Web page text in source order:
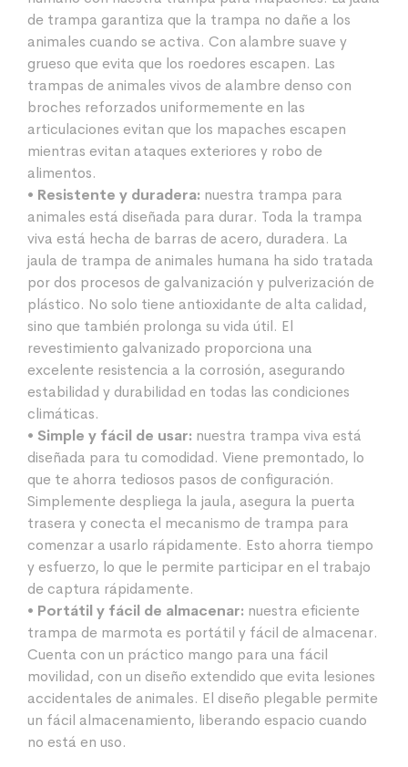
de trampa garantiza que la trampa no dañe a los
animales cuando se activa. Con alambre suave y
grueso que evita que los roedores escapen. Las
trampas de animales vivos de alambre denso con
broches reforzados uniformemente en las
articulaciones evitan que los mapaches escapen
mientras evitan ataques exteriores y robo de
alimentos.
• Resistente y duradera: nuestra trampa para
animales está diseñada para durar. Toda la trampa
viva está hecha de barras de acero, duradera. La
jaula de trampa de animales humana ha sido tratada
por dos procesos de galvanización y pulverización de
plástico. No solo tiene antioxidante de alta calidad,
sino que también prolonga su vida útil. El
revestimiento galvanizado proporciona una
excelente resistencia a la corrosión, asegurando
estabilidad y durabilidad en todas las condiciones
climáticas.
• Simple y fácil de usar: nuestra trampa viva está
diseñada para tu comodidad. Viene premontado, lo
que te ahorra tediosos pasos de configuración.
Simplemente despliega la jaula, asegura la puerta
trasera y conecta el mecanismo de trampa para
comenzar a usarlo rápidamente. Esto ahorra tiempo
y esfuerzo, lo que le permite participar en el trabajo
de captura rápidamente.
• Portátil y fácil de almacenar: nuestra eficiente
trampa de marmota es portátil y fácil de almacenar.
Cuenta con un práctico mango para una fácil
movilidad, con un diseño extendido que evita lesiones
accidentales de animales. El diseño plegable permite
un fácil almacenamiento, liberando espacio cuando
no está en uso.